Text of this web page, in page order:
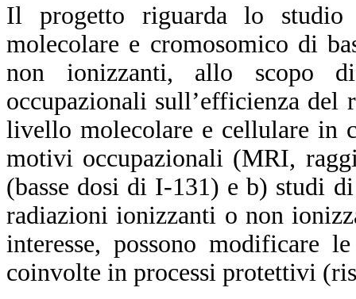
Il progetto riguarda lo
molecolare e cromosomico di
non ionizzanti, allo scopo
occupazionali sull’efficienza
livello molecolare e cellulare in
motivi occupazionali (MRI,
(basse dosi di I-131) e b) studi
radiazioni ionizzanti o non
interesse, possono modificare
coinvolte in processi protettivi